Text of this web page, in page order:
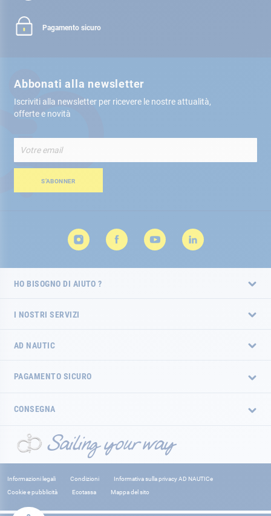
Pagamento sicuro
Abbonati alla newsletter
Iscriviti alla newsletter per ricevere le nostre attualità,
offerte e novità
alla
nostra
Newsletter:S’ABONNER
HO BISOGNO DI AIUTO ?
I NOSTRI SERVIZI
AD NAUTIC
PAGAMENTO SICURO
CONSEGNA
Informazioni legali Condizioni
Informativa sulla privacy AD NAUTICe
Cookie e pubblicità
Ecotassa Mappa del sito